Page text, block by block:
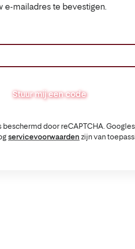
e-mailadres te bevestigen.
Stuur mij een code
beschermd door reCAPTCHA. Googles
servicevoorwaarden zijn van